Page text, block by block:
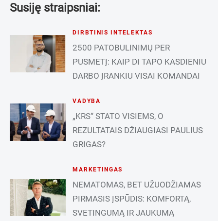
Susiję straipsniai:
DIRBTINIS INTELEKTAS
2500 PATOBULINIMŲ PER
PUSMETĮ: KAIP DI TAPO KASDIENIU
DARBO ĮRANKIU VISAI KOMANDAI
VADYBA
„KRS“ STATO VISIEMS, O
REZULTATAIS DŽIAUGIASI PAULIUS
GRIGAS?
MARKETINGAS
NEMATOMAS, BET UŽUODŽIAMAS
PIRMASIS ĮSPŪDIS: KOMFORTĄ,
SVETINGUMĄ IR JAUKUMĄ